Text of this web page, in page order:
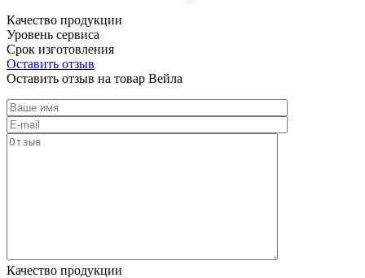
Качество продукции
Уровень сервиса
Срок изготовления
Оставить отзыв
Оставить отзыв на товар Вейла
Качество продукции